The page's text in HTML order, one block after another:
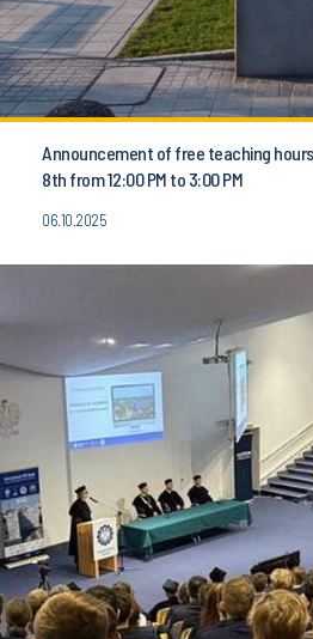
Announcement of free teaching
8th from 12:00 PM to 3:00 PM
06.10.2025